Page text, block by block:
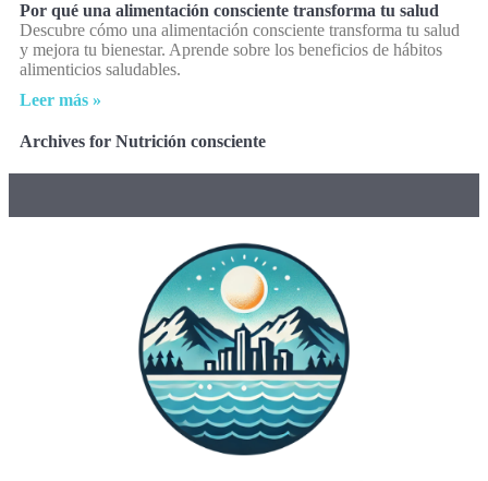
Por qué una alimentación consciente transforma tu salud
Descubre cómo una alimentación consciente transforma tu salud
y mejora tu bienestar. Aprende sobre los beneficios de hábitos
alimenticios saludables.
Leer más »
Archives for Nutrición consciente